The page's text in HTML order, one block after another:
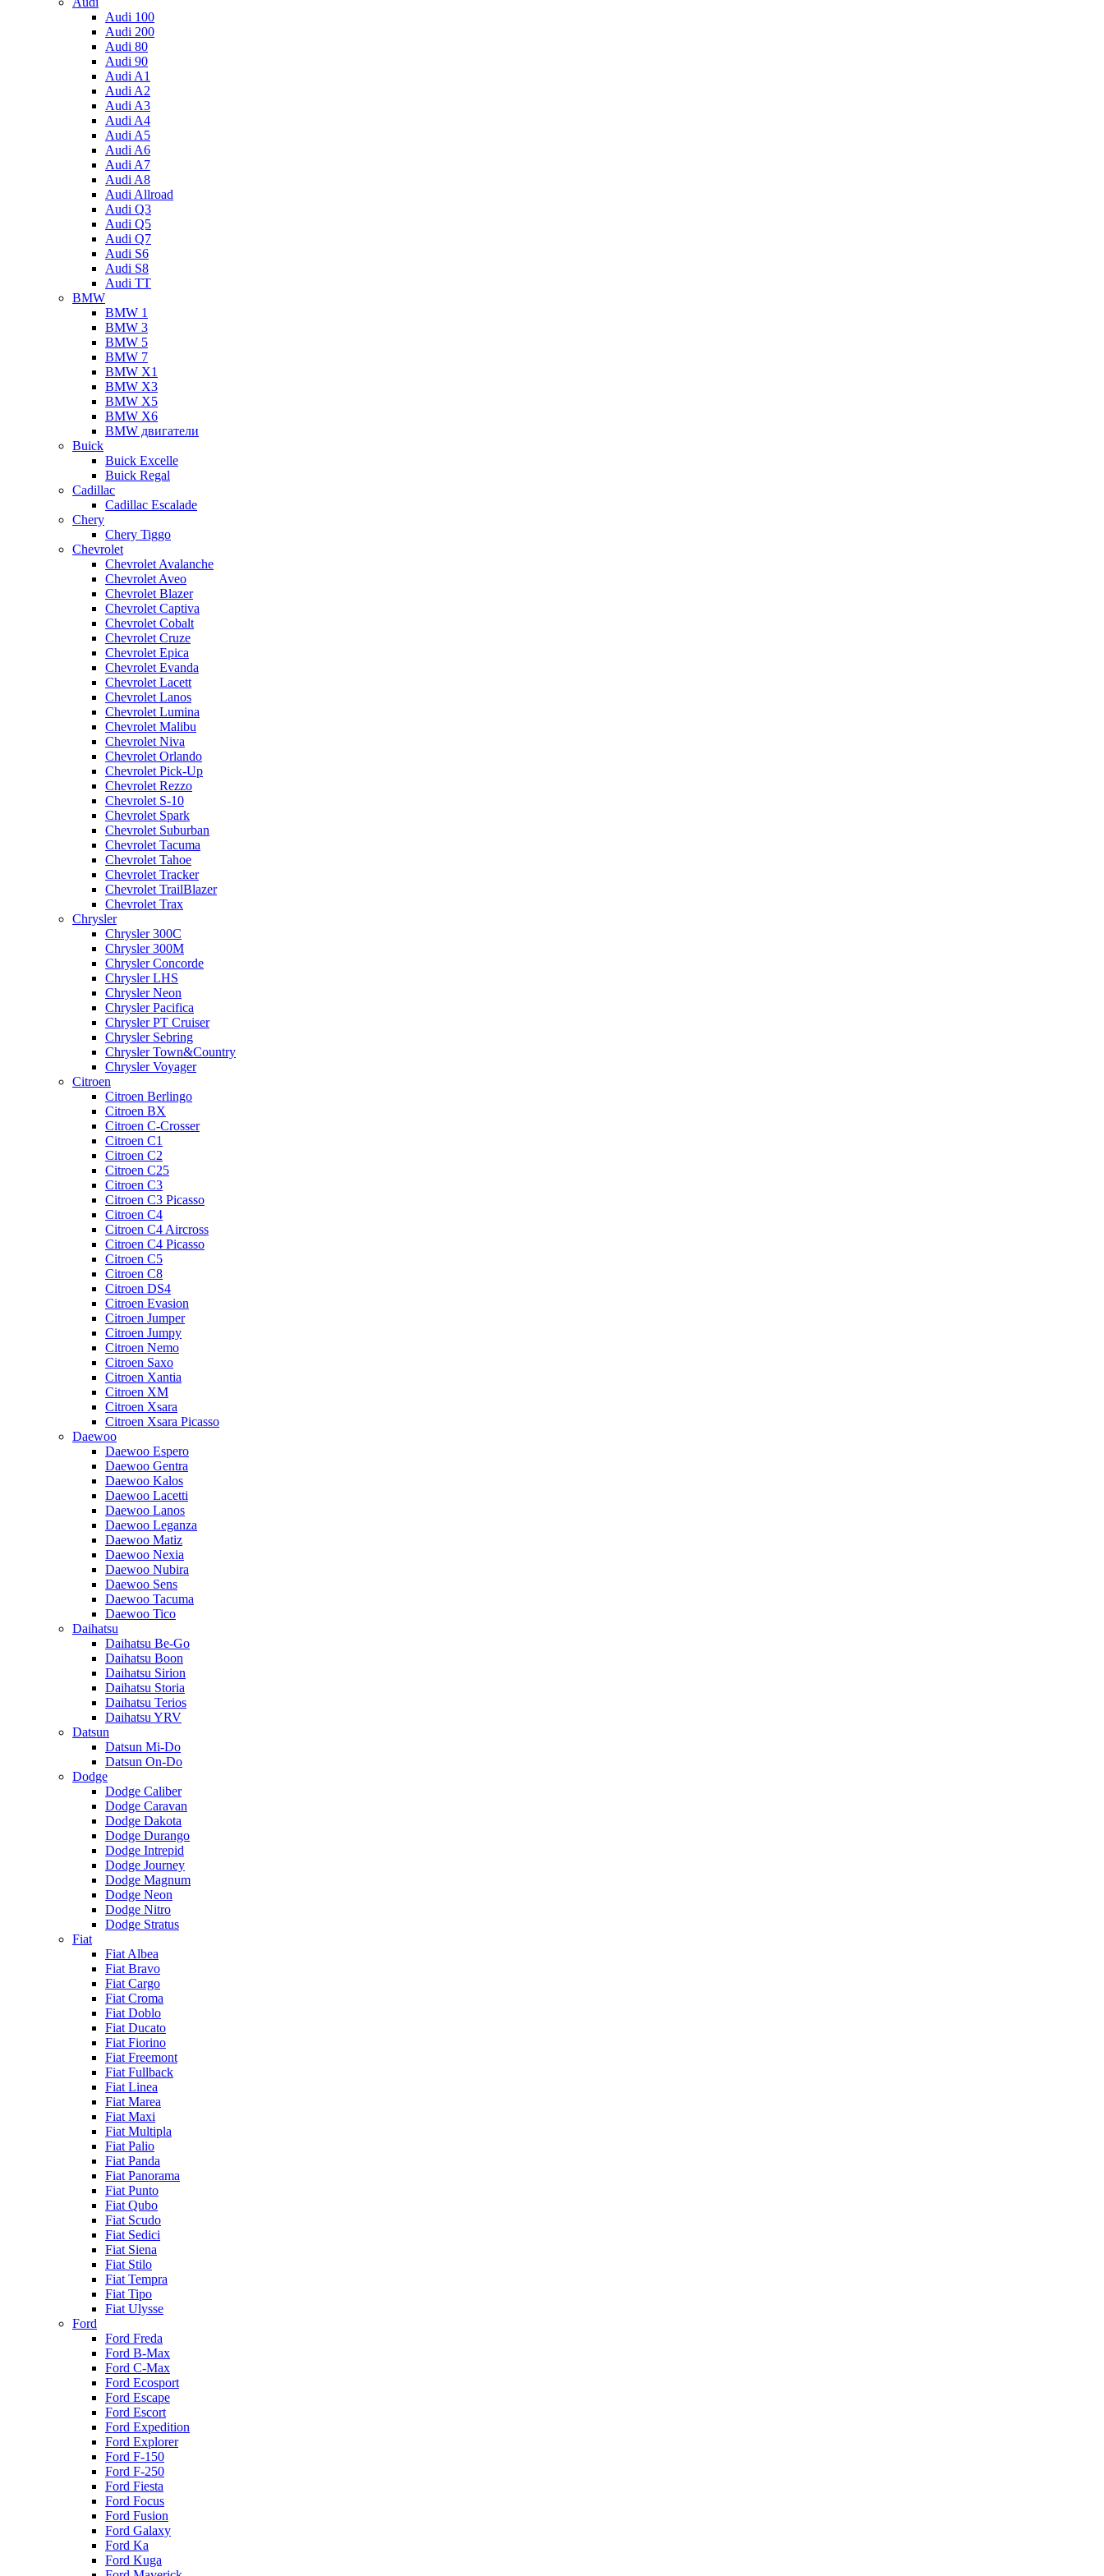
Audi 100
Audi 200
Audi 80
Audi 90
Audi A1
Audi A2
Audi A3
Audi A4
Audi A5
Audi A6
Audi A7
Audi A8
Audi Allroad
Audi Q3
Audi Q5
Audi Q7
Audi S6
Audi S8
Audi TT
BMW
BMW 1
BMW 3
BMW 5
BMW 7
BMW X1
BMW X3
BMW X5
BMW X6
BMW двигатели
Buick
Buick Excelle
Buick Regal
Cadillac
Cadillac Escalade
Chery
Chery Tiggo
Chevrolet
Chevrolet Avalanche
Chevrolet Aveo
Chevrolet Blazer
Chevrolet Captiva
Chevrolet Cobalt
Chevrolet Cruze
Chevrolet Epica
Chevrolet Evanda
Chevrolet Lacett
Chevrolet Lanos
Chevrolet Lumina
Chevrolet Malibu
Chevrolet Niva
Chevrolet Orlando
Chevrolet Pick-Up
Chevrolet Rezzo
Chevrolet S-10
Chevrolet Spark
Chevrolet Suburban
Chevrolet Tacuma
Chevrolet Tahoe
Chevrolet Tracker
Chevrolet TrailBlazer
Chevrolet Trax
Chrysler
Chrysler 300C
Chrysler 300M
Chrysler Concorde
Chrysler LHS
Chrysler Neon
Chrysler Pacifica
Chrysler PT Cruiser
Chrysler Sebring
Chrysler Town&Country
Chrysler Voyager
Citroen
Citroen Berlingo
Citroen BX
Citroen C-Crosser
Citroen C1
Citroen C2
Citroen C25
Citroen C3
Citroen C3 Picasso
Citroen C4
Citroen C4 Aircross
Citroen C4 Picasso
Citroen C5
Citroen C8
Citroen DS4
Citroen Evasion
Citroen Jumper
Citroen Jumpy
Citroen Nemo
Citroen Saxo
Citroen Xantia
Citroen XM
Citroen Xsara
Citroen Xsara Picasso
Daewoo
Daewoo Espero
Daewoo Gentra
Daewoo Kalos
Daewoo Lacetti
Daewoo Lanos
Daewoo Leganza
Daewoo Matiz
Daewoo Nexia
Daewoo Nubira
Daewoo Sens
Daewoo Tacuma
Daewoo Tico
Daihatsu
Daihatsu Be-Go
Daihatsu Boon
Daihatsu Sirion
Daihatsu Storia
Daihatsu Terios
Daihatsu YRV
Datsun
Datsun Mi-Do
Datsun On-Do
Dodge
Dodge Caliber
Dodge Caravan
Dodge Dakota
Dodge Durango
Dodge Intrepid
Dodge Journey
Dodge Magnum
Dodge Neon
Dodge Nitro
Dodge Stratus
Fiat
Fiat Albea
Fiat Bravo
Fiat Cargo
Fiat Croma
Fiat Doblo
Fiat Ducato
Fiat Fiorino
Fiat Freemont
Fiat Fullback
Fiat Linea
Fiat Marea
Fiat Maxi
Fiat Multipla
Fiat Palio
Fiat Panda
Fiat Panorama
Fiat Punto
Fiat Qubo
Fiat Scudo
Fiat Sedici
Fiat Siena
Fiat Stilo
Fiat Tempra
Fiat Tipo
Fiat Ulysse
Ford
Ford Freda
Ford B-Max
Ford C-Max
Ford Ecosport
Ford Escape
Ford Escort
Ford Expedition
Ford Explorer
Ford F-150
Ford F-250
Ford Fiesta
Ford Focus
Ford Fusion
Ford Galaxy
Ford Ka
Ford Kuga